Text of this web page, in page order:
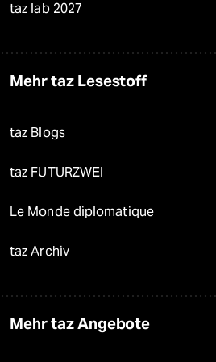
taz lab 2027
Mehr taz Lesestoff
taz Blogs
taz FUTURZWEI
Le Monde diplomatique
taz Archiv
Mehr taz Angebote